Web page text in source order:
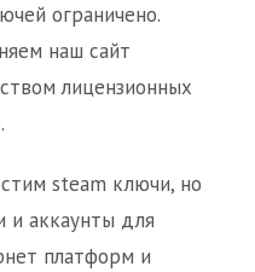
ограничено.
наш сайт
лицензионных
steam ключи, но
и аккаунты для
платформ и